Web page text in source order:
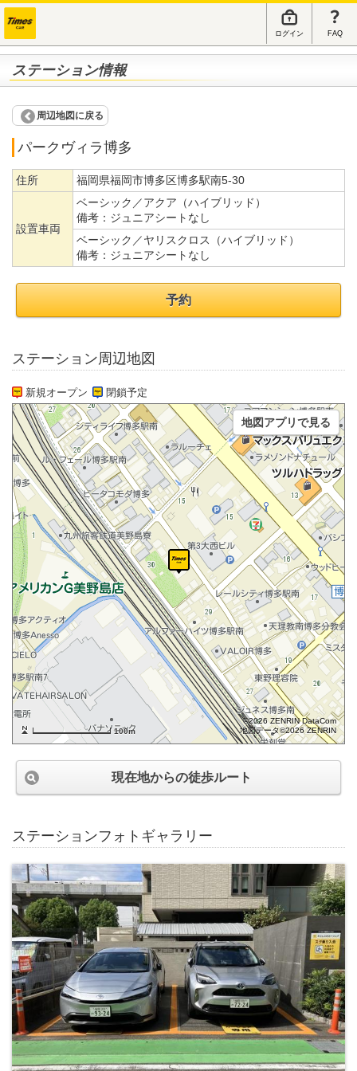
ログイン FAQ
ステーション情報
周辺地図に戻る
パークヴィラ博多
住所 福岡県福岡市博多区博多駅南5-30
設置車両
ベーシック／アクア（ハイブリッド）
備考： ジュニアシートなし
ベーシック／ヤリスクロス（ハイブリッド）
備考： ジュニアシートなし
予約
ステーション周辺地図
新規オープン 閉鎖予定
100m
©2026 ZENRIN DataCom
地図データ©2026 ZENRIN
地図アプリで見る
現在地からの徒歩ルート
ステーションフォトギャラリー